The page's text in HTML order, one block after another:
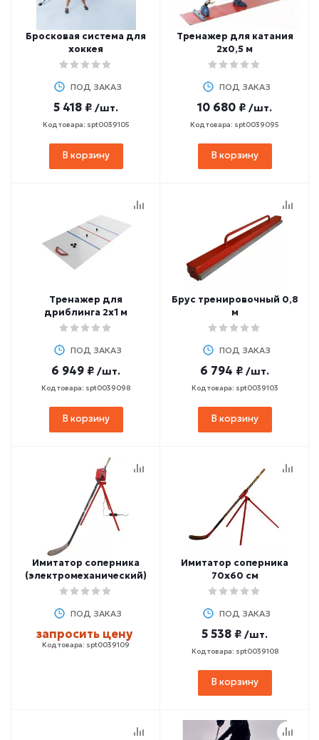
Бросковая система для
хоккея
ПОД ЗАКАЗ
5 418 ₽ /шт.
Код товара: spt0039105
В корзину
Тренажер для катания
2х0,5 м
ПОД ЗАКАЗ
10 680 ₽ /шт.
Код товара: spt0039095
В корзину
Тренажер для
дриблинга 2х1 м
ПОД ЗАКАЗ
6 949 ₽ /шт.
Код товара: spt0039098
В корзину
Брус тренировочный 0,8
м
ПОД ЗАКАЗ
6 794 ₽ /шт.
Код товара: spt0039103
В корзину
Имитатор соперника
(электромеханический)
ПОД ЗАКАЗ
запросить цену
Код товара: spt0039109
Имитатор соперника
70х60 см
ПОД ЗАКАЗ
5 538 ₽ /шт.
Код товара: spt0039108
В корзину